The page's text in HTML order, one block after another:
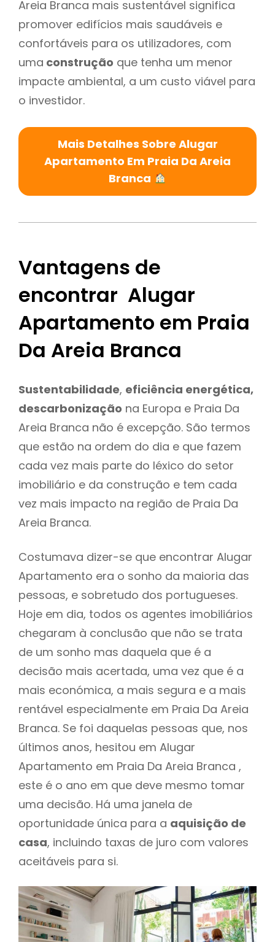
Areia Branca mais sustentável significa
promover edifícios mais saudáveis e
confortáveis para os utilizadores, com
uma construção que tenha um menor
impacte ambiental, a um custo viável para
o investidor.
Mais Detalhes Sobre Alugar
Apartamento Em Praia Da Areia
Branca
Vantagens de
encontrar Alugar
Apartamento em Praia
Da Areia Branca
Sustentabilidade, eficiência energética,
descarbonização na Europa e Praia Da
Areia Branca não é excepção. São termos
que estão na ordem do dia e que fazem
cada vez mais parte do léxico do setor
imobiliário e da construção e tem cada
vez mais impacto na região de Praia Da
Areia Branca.
Costumava dizer-se que encontrar Alugar
Apartamento era o sonho da maioria das
pessoas, e sobretudo dos portugueses.
Hoje em dia, todos os agentes imobiliários
chegaram à conclusão que não se trata
de um sonho mas daquela que é a
decisão mais acertada, uma vez que é a
mais económica, a mais segura e a mais
rentável especialmente em Praia Da Areia
Branca. Se foi daquelas pessoas que, nos
últimos anos, hesitou em Alugar
Apartamento em Praia Da Areia Branca ,
este é o ano em que deve mesmo tomar
uma decisão. Há uma janela de
oportunidade única para a aquisição de
casa, incluindo taxas de juro com valores
aceitáveis para si.